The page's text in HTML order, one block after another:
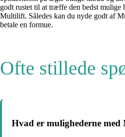
godt rustet til at træffe den bedst mulige
Multilift. Således kan du nyde godt af
betale en formue.
Ofte stillede
Hvad er mulighederne